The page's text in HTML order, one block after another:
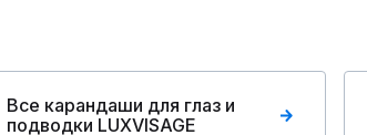
Все карандаши для глаз и
подводки LUXVISAGE